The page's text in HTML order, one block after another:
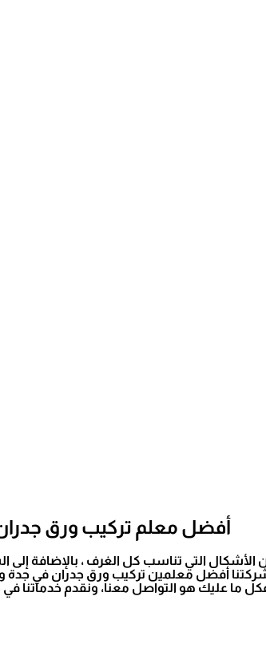
أفضل معلم تركيب ورق
التي تناسب كل الغرف ، بالإضافة إلى
أفضل معلمين تركيب ورق جدران في جدة
ما عليك هو التواصل معنا، ونقدم خدماتنا